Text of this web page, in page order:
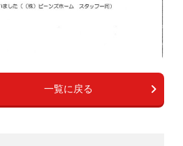
一覧に戻る